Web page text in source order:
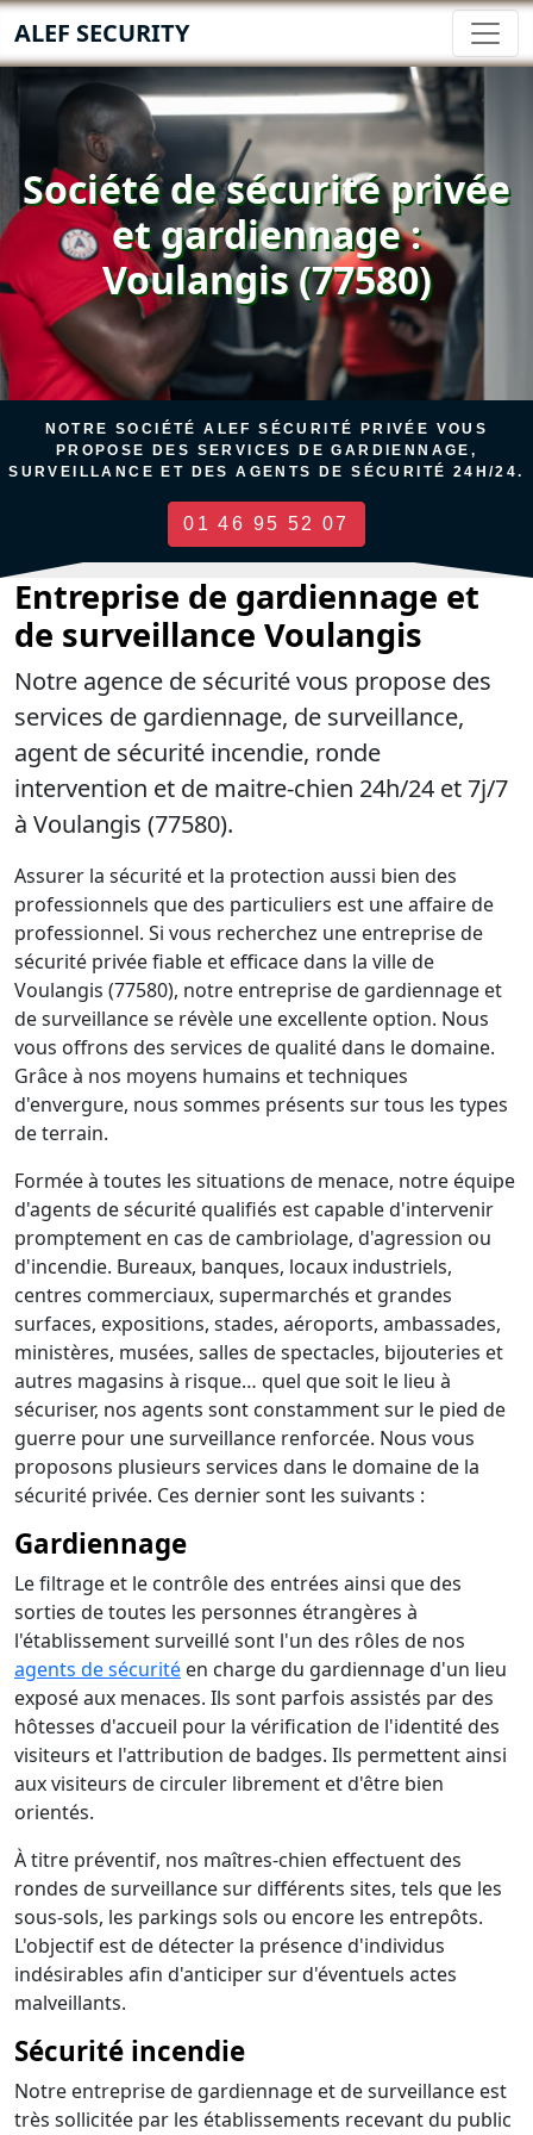
ALEF SECURITY
Société de sécurité privée
et gardiennage :
Voulangis (77580)
NOTRE SOCIÉTÉ ALEF SÉCURITÉ PRIVÉE VOUS
PROPOSE DES SERVICES DE GARDIENNAGE,
SURVEILLANCE ET DES AGENTS DE SÉCURITÉ 24H/24.
01 46 95 52 07
Entreprise de gardiennage et
de surveillance Voulangis
Notre agence de sécurité vous propose des
services de gardiennage, de surveillance,
agent de sécurité incendie, ronde
intervention et de maitre-chien 24h/24 et 7j/7
à Voulangis (77580).
Assurer la sécurité et la protection aussi bien des
professionnels que des particuliers est une affaire de
professionnel. Si vous recherchez une entreprise de
sécurité privée fiable et efficace dans la ville de
Voulangis (77580), notre entreprise de gardiennage et
de surveillance se révèle une excellente option. Nous
vous offrons des services de qualité dans le domaine.
Grâce à nos moyens humains et techniques
d'envergure, nous sommes présents sur tous les types
de terrain.
Formée à toutes les situations de menace, notre équipe
d'agents de sécurité qualifiés est capable d'intervenir
promptement en cas de cambriolage, d'agression ou
d'incendie. Bureaux, banques, locaux industriels,
centres commerciaux, supermarchés et grandes
surfaces, expositions, stades, aéroports, ambassades,
ministères, musées, salles de spectacles, bijouteries et
autres magasins à risque… quel que soit le lieu à
sécuriser, nos agents sont constamment sur le pied de
guerre pour une surveillance renforcée. Nous vous
proposons plusieurs services dans le domaine de la
sécurité privée. Ces dernier sont les suivants :
Gardiennage
Le filtrage et le contrôle des entrées ainsi que des
sorties de toutes les personnes étrangères à
l'établissement surveillé sont l'un des rôles de nos
agents de sécurité en charge du gardiennage d'un lieu
exposé aux menaces. Ils sont parfois assistés par des
hôtesses d'accueil pour la vérification de l'identité des
visiteurs et l'attribution de badges. Ils permettent ainsi
aux visiteurs de circuler librement et d'être bien
orientés.
À titre préventif, nos maîtres-chien effectuent des
rondes de surveillance sur différents sites, tels que les
sous-sols, les parkings sols ou encore les entrepôts.
L'objectif est de détecter la présence d'individus
indésirables afin d'anticiper sur d'éventuels actes
malveillants.
Sécurité incendie
Notre entreprise de gardiennage et de surveillance est
très sollicitée par les établissements recevant du public